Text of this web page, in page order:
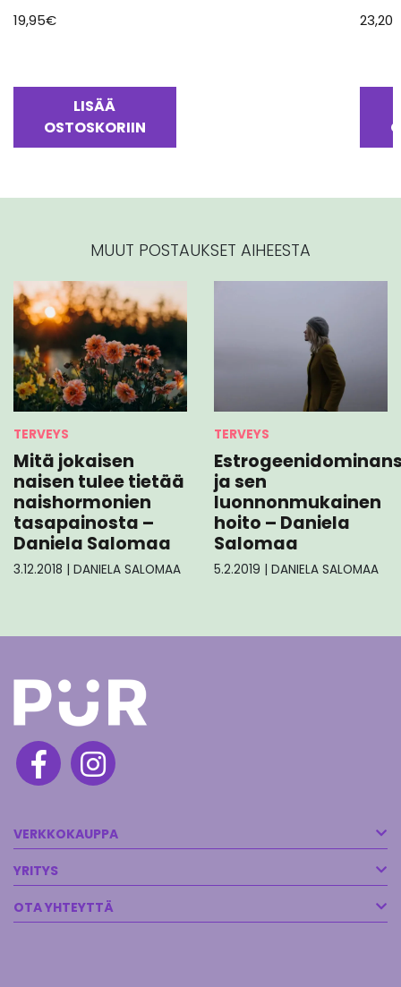
19,95€
LISÄÄ
OSTOSKORIIN
23,20
MUUT POSTAUKSET AIHEESTA
TERVEYS
Mitä jokaisen
naisen tulee tietää
naishormonien
tasapainosta –
Daniela Salomaa
3.12.2018 | DANIELA SALOMAA
TERVEYS
ja sen
luonnonmukainen
hoito – Daniela
Salomaa
5.2.2019 | DANIELA SALOMAA
VERKKOKAUPPA
YRITYS
OTA YHTEYTTÄ